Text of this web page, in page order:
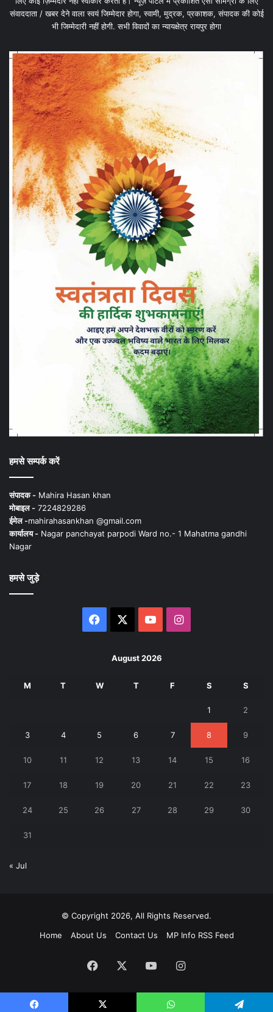
संवाददाता / खबर देने वाला स्वयं जिम्मेदार होगा, स्वामी, मुद्रक, प्रकाशक, संपादक की कोई
भी जिम्मेदारी नहीं होगी. सभी विवादों का न्यायक्षेत्र रायपुर होगा
हमसे सम्पर्क करें
संपादक - Mahira Hasan khan
मोबाइल - 7224829286
ईमेल -mahirahasankhan @gmail.com
कार्यालय - Nagar panchayat parpodi Ward no.- 1 Mahatma gandhi
Nagar
हमसे जुड़े
Facebook YouTubeInstagram
August 2026
M T W T F S S
1 2
3 4 5 6 7 8 9
10 11 12 13 14 15 16
17 18 19 20 21 22 23
24 25 26 27 28 29 30
31
« Jul
© Copyright 2026, All Rights Reserved.
Home
About Us Contact Us MP Info RSS Feed
Facebook YouTubeInstagram